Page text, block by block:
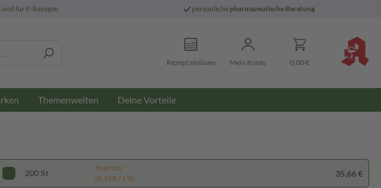
und für E-Rezepte persönliche pharmazeutische Beratung
Rezept einlösen Mein Konto 0,00 €
Themenwelten Deine Vorteile
200 St
Spartipp
(0,18 € / 1 St)
35,66 €